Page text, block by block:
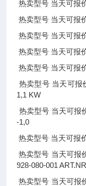
热卖型号 当天可报
热卖型号 当天可报
热卖型号 当天可报
热卖型号 当天可报
热卖型号 当天可报
热卖型号 当天可报
1,1 KW
热卖型号 当天可报
-1,0
热卖型号 当天可报
热卖型号 当天可报
928-080-001
热卖型号 当天可报